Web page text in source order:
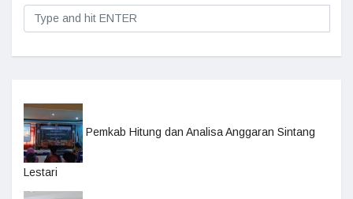
Pemkab Hitung dan Analisa Anggaran Sintang
Lestari